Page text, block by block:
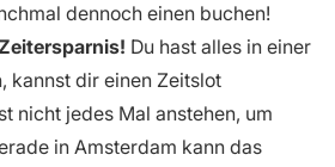
dennoch einen buchen!
Du hast alles in einer
kannst dir einen Zeitslot
nicht jedes Mal anstehen, um
in Amsterdam kann das